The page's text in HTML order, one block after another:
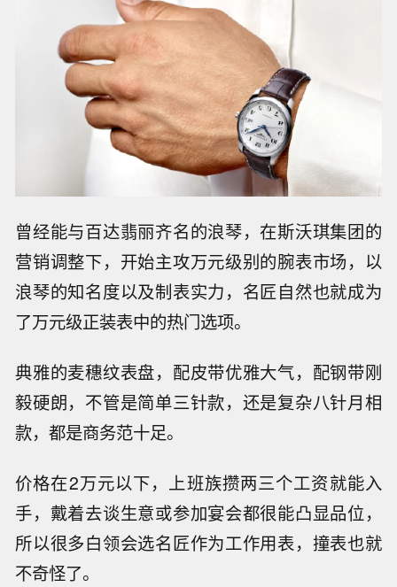
曾经能与百达翡丽齐名的浪琴，在斯沃琪集团的
营销调整下，开始主攻万元级别的腕表市场，以
浪琴的知名度以及制表实力，名匠自然也就成为
了万元级正装表中的热门选项。
典雅的麦穗纹表盘，配皮带优雅大气，配钢带刚
毅硬朗，不管是简单三针款，还是复杂八针月相
款，都是商务范十足。
价格在2万元以下，上班族攒两三个工资就能入
手，戴着去谈生意或参加宴会都很能凸显品位，
所以很多白领会选名匠作为工作用表，撞表也就
不奇怪了。